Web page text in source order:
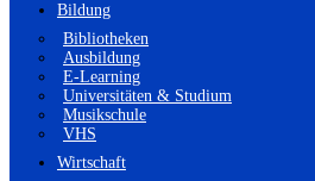
Bildung
Bibliotheken
Ausbildung
E-Learning
Universitäten & Studium
Musikschule
VHS
Wirtschaft